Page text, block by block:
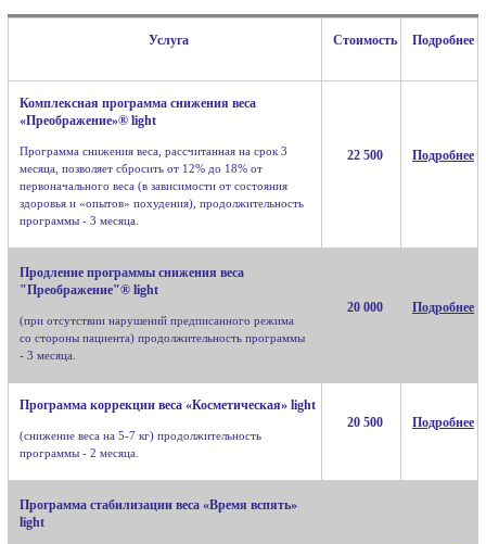
Услуга Стоимость Подробнее
Комплексная программа снижения веса
«Преображение»® light
Программа снижения веса, рассчитанная на срок 3
месяца, позволяет сбросить от 12% до 18% от
первоначального веса (в зависимости от состояния
здоровья и «опытов» похудения), продолжительность
программы - 3 месяца.
22 500 Подробнее
Продление программы снижения веса
"Преображение"® light
(при отсутствии нарушений предписанного режима
со стороны пациента) продолжительность программы
- 3 месяца.
20 000 Подробнее
Программа коррекции веса «Косметическая» light
(снижение веса на 5-7 кг) продолжительность
программы - 2 месяца.
20 500 Подробнее
Программа стабилизации веса «Время вспять»
light